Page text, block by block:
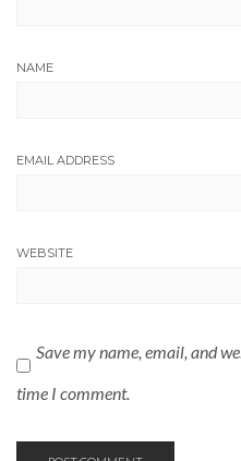
NAME
EMAIL ADDRESS
WEBSITE
Save my name, email, and
time I comment.